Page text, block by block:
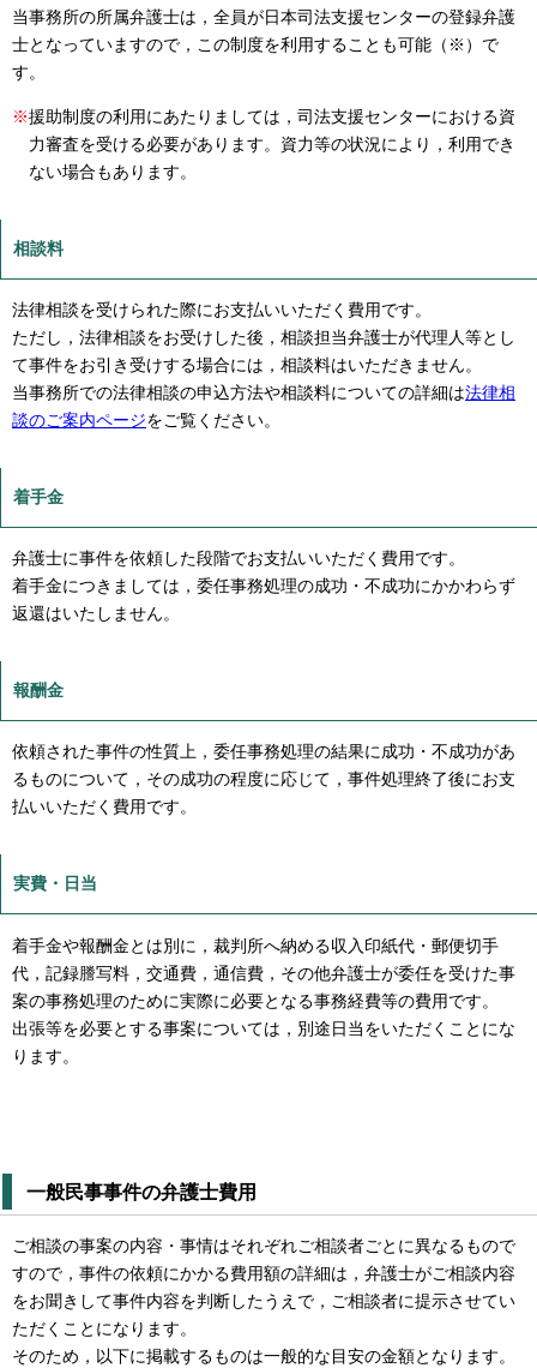
当事務所の所属弁護士は，全員が日本司法支援センターの登録弁護
士となっていますので，この制度を利用することも可能（※）で
す。
※援助制度の利用にあたりましては，司法支援センターにおける資
力審査を受ける必要があります。資力等の状況により，利用でき
ない場合もあります。
相談料
法律相談を受けられた際にお支払いいただく費用です。
ただし，法律相談をお受けした後，相談担当弁護士が代理人等とし
て事件をお引き受けする場合には，相談料はいただきません。
当事務所での法律相談の申込方法や相談料についての詳細は法律相
談のご案内ページをご覧ください。
着手金
弁護士に事件を依頼した段階でお支払いいただく費用です。
着手金につきましては，委任事務処理の成功・不成功にかかわらず
返還はいたしません。
報酬金
依頼された事件の性質上，委任事務処理の結果に成功・不成功があ
るものについて，その成功の程度に応じて，事件処理終了後にお支
払いいただく費用です。
実費・日当
着手金や報酬金とは別に，裁判所へ納める収入印紙代・郵便切手
代，記録謄写料，交通費，通信費，その他弁護士が委任を受けた事
案の事務処理のために実際に必要となる事務経費等の費用です。
出張等を必要とする事案については，別途日当をいただくことにな
ります。
一般民事事件の弁護士費用
ご相談の事案の内容・事情はそれぞれご相談者ごとに異なるもので
すので，事件の依頼にかかる費用額の詳細は，弁護士がご相談内容
をお聞きして事件内容を判断したうえで，ご相談者に提示させてい
ただくことになります。
そのため，以下に掲載するものは一般的な目安の金額となります。